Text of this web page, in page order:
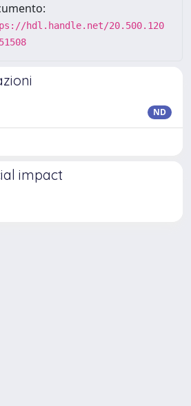
hdl.handle.net/20.500.120
ND
impact